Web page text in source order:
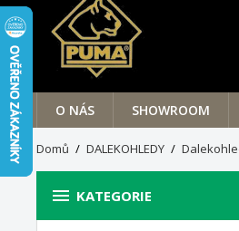
O NÁS SHOWROOM
Domů DALEKOHLEDY
 KATEGORIE